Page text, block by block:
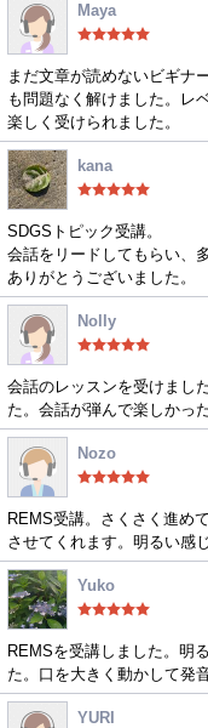
Maya
まだ文章が読めないビギナ
も問題なく解けました。レ
楽しく受けられました。
kana
SDGSトピック受講。
会話をリードしてもらい、
ありがとうございました。
Nolly
会話のレッスンを受けまし
た。会話が弾んで楽しかっ
Nozo
REMS受講。さくさく進め
させてくれます。明るい感
Yuko
REMSを受講しました。明
た。口を大きく動かして発
YURI